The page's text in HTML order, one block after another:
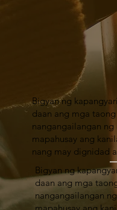
Bigyan ng
daan ang mga
nangangailangan
mapahusay ang
nang may dignidad
Bigyan ng
daan ang mga
nangangailangan